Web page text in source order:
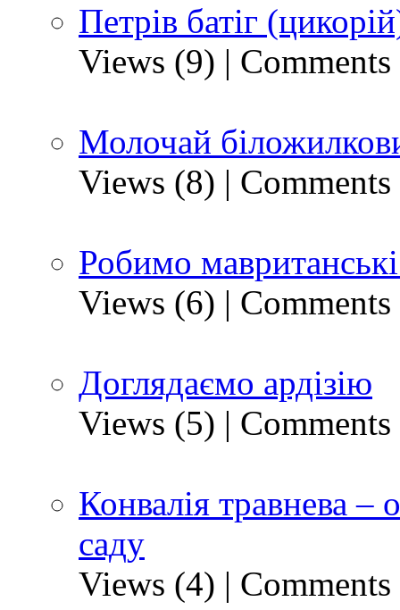
Петрів батіг
Views (9) |
Молочай
Views (8) |
Робимо
Views (6) |
Доглядаємо ардізію
Views (5) |
Конвалія травнева –
саду
Views (4) |